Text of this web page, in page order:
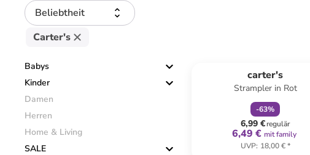
Beliebtheit
Carter's
Babys
Kinder
Damen
Herren
Home & Living
SALE
carter's
Strampler in Rot
-63%
6,99 €regulär
6,49 € mit family
UVP: 18,00 €*